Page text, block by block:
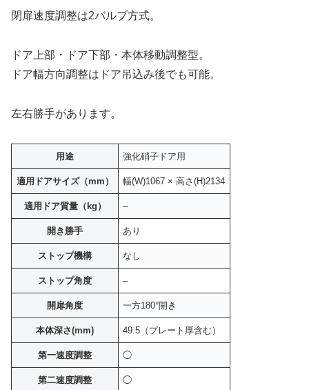
閉扉速度調整は2バルブ方式。
ドア上部・ドア下部・本体移動調整型。
ドア幅方向調整はドア吊込み後でも可能。
左右勝手があります。
用途 強化硝子ドア用
適用ドアサイズ（mm） 幅(W)1067 × 高さ(H)2134
適用ドア質量（kg） –
開き勝手 あり
ストップ機構 なし
ストップ角度 –
開扉角度 一方180°開き
本体深さ(mm) 49.5（プレート厚含む）
第一速度調整 ◯
第二速度調整 ◯